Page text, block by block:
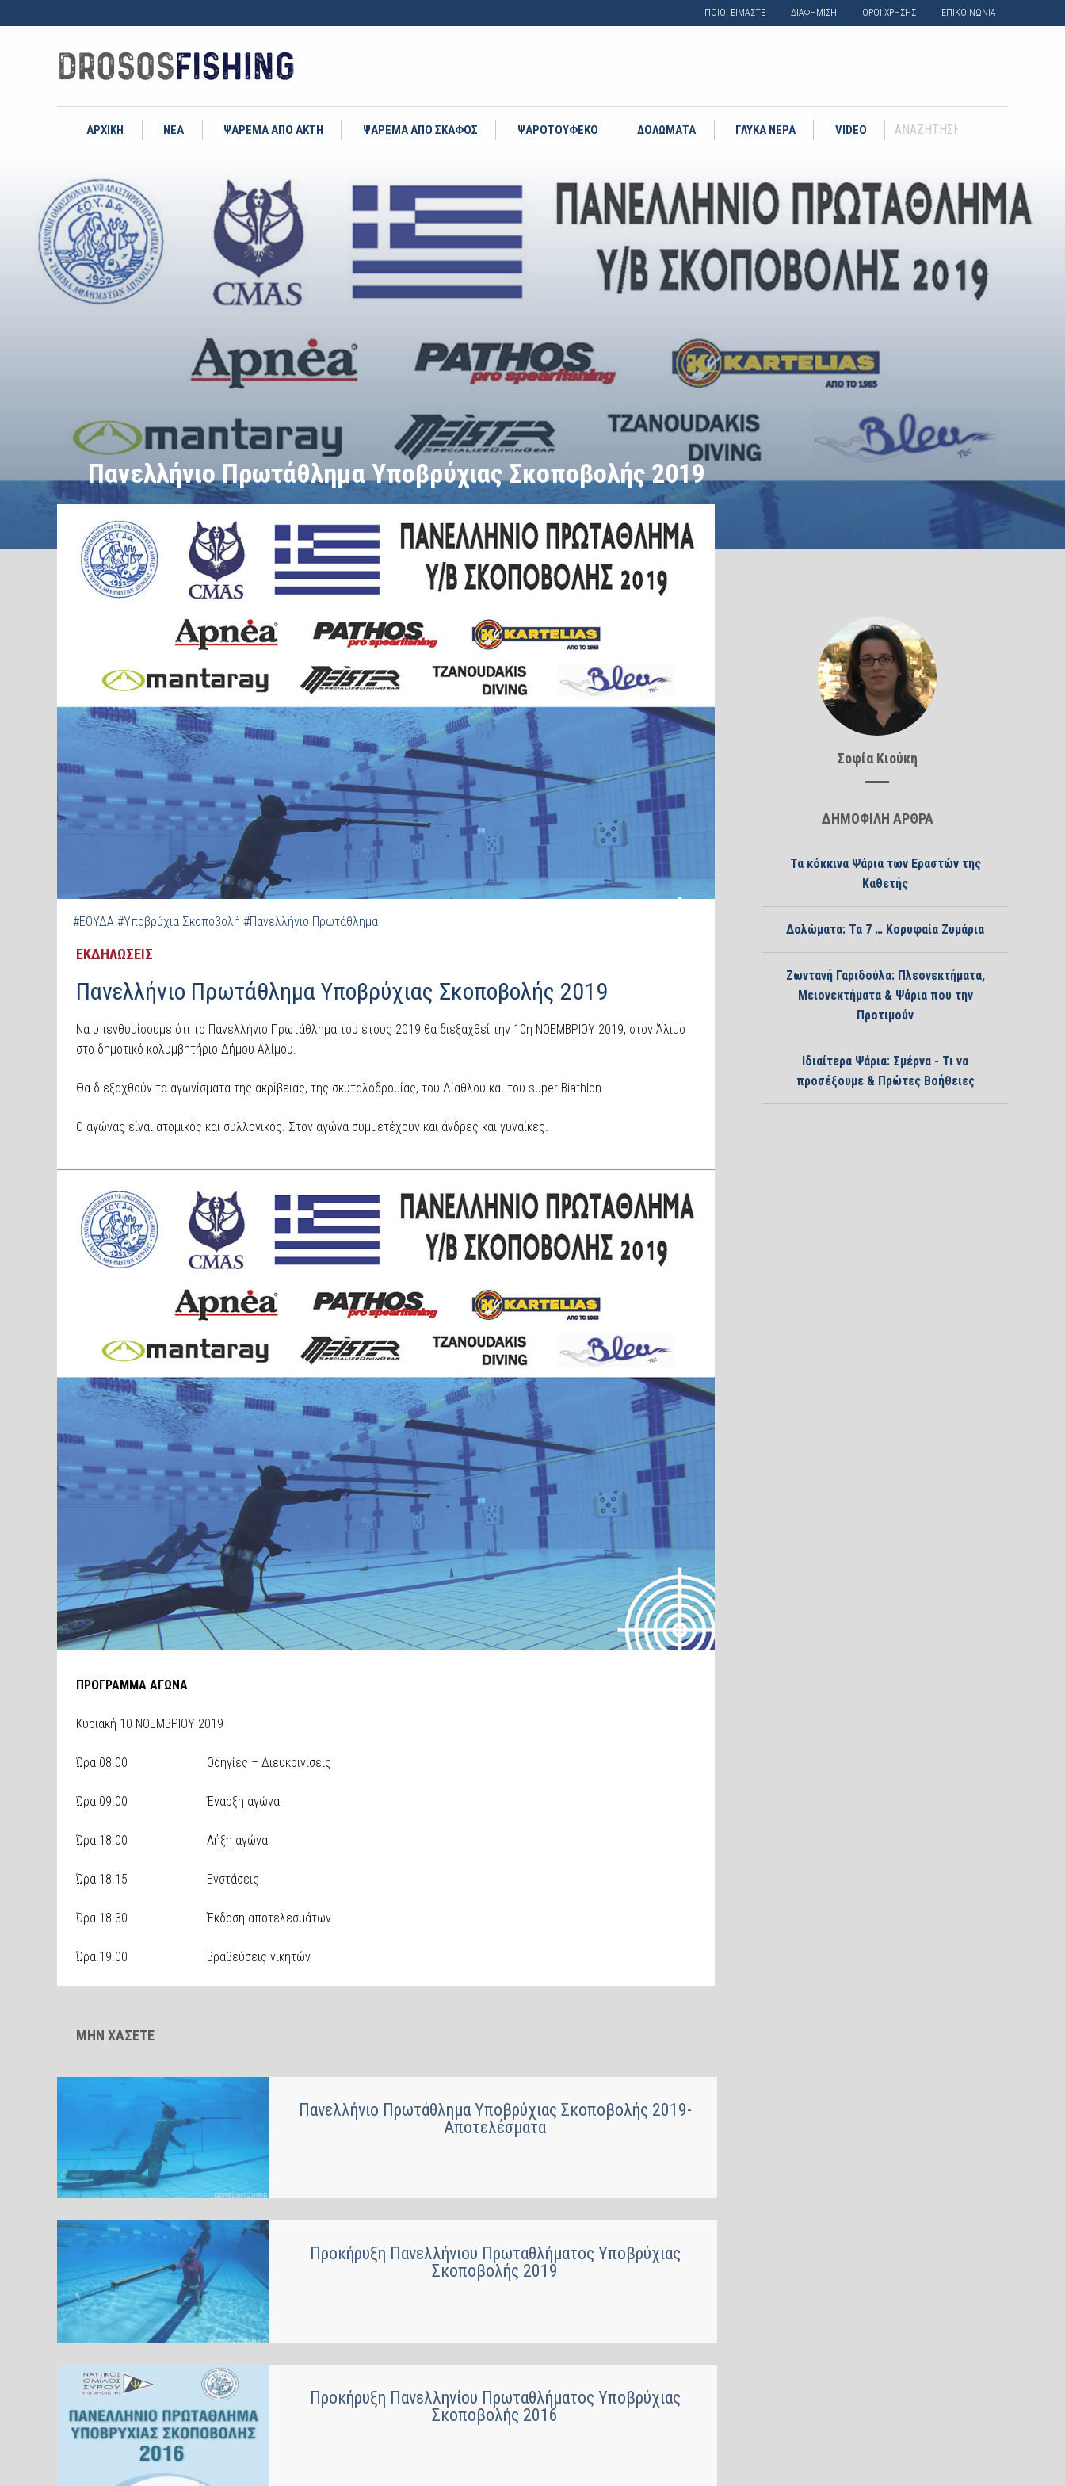
ΠΟΙΟΙ ΕΙΜΑΣΤΕ ΔΙΑΦΗΜΙΣΗ ΟΡΟΙ ΧΡΗΣΗΣ ΕΠΙΚΟΙΝΩΝΙΑ
ΑΡΧΙΚΗ ΝΕΑ ΨΑΡΕΜΑ ΑΠΟ ΑΚΤΗ ΨΑΡΕΜΑ ΑΠΟ ΣΚΑΦΟΣ ΨΑΡΟΤΟΥΦΕΚΟ ΔΟΛΩΜΑΤΑ ΓΛΥΚΑ ΝΕΡΑ VIDEO
Πανελλήνιο Πρωτάθλημα Υποβρύχιας Σκοποβολής 2019
ΑΡΧΙΚΗ/Εκδηλώσεις Πανελλήνιο Πρωτάθλημα Υποβρύχιας Σκοποβολής 2019
#ΕΟΥΔΑ #Υποβρύχια Σκοποβολή #Πανελλήνιο Πρωτάθλημα
ΕΚΔΗΛΩΣΕΙΣ
Πανελλήνιο Πρωτάθλημα Υποβρύχιας Σκοποβολής 2019
Να υπενθυμίσουμε ότι το Πανελλήνιο Πρωτάθλημα του έτους 2019 θα διεξαχθεί την 10η ΝΟΕΜΒΡΙΟΥ 2019, στον Άλιμο
στο δημοτικό κολυμβητήριο Δήμου Αλίμου.
Θα διεξαχθούν τα αγωνίσματα της ακρίβειας, της σκυταλοδρομίας, του Δίαθλου και του super Biathlon
Ο αγώνας είναι ατομικός και συλλογικός. Στον αγώνα συμμετέχουν και άνδρες και γυναίκες.
ΠΡΟΓΡΑΜΜΑ ΑΓΩΝΑ
Κυριακή 10 ΝΟΕΜΒΡΙΟΥ 2019
Ώρα 08.00 Οδηγίες – Διευκρινίσεις
Ώρα 09.00 Έναρξη αγώνα
Ώρα 18.00 Λήξη αγώνα
Ώρα 18.15 Ενστάσεις
Ώρα 18.30 Έκδοση αποτελεσμάτων
Ώρα 19.00 Βραβεύσεις νικητών
ΜΗΝ ΧΑΣΕΤΕ
Πανελλήνιο Πρωτάθλημα Υποβρύχιας Σκοποβολής 2019-
Αποτελέσματα
Προκήρυξη Πανελλήνιου Πρωταθλήματος Υποβρύχιας
Σκοποβολής 2019
Προκήρυξη Πανελληνίου Πρωταθλήματος Υποβρύχιας
Σκοποβολής 2016
Σοφία Κιούκη
ΔΗΜΟΦΙΛΗ ΑΡΘΡΑ
Τα κόκκινα Ψάρια των Εραστών της
Καθετής
Δολώματα: Τα 7 … Κορυφαία Ζυμάρια
Ζωντανή Γαριδούλα: Πλεονεκτήματα,
Μειονεκτήματα & Ψάρια που την
Προτιμούν
Ιδιαίτερα Ψάρια: Σμέρνα - Τι να
προσέξουμε & Πρώτες Βοήθειες